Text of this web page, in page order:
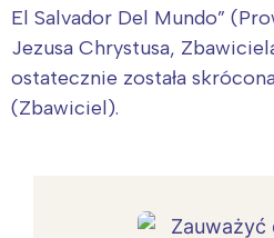
El Salvador Del Mundo”
Jezusa Chrystusa,
ostatecznie została
(Zbawiciel).